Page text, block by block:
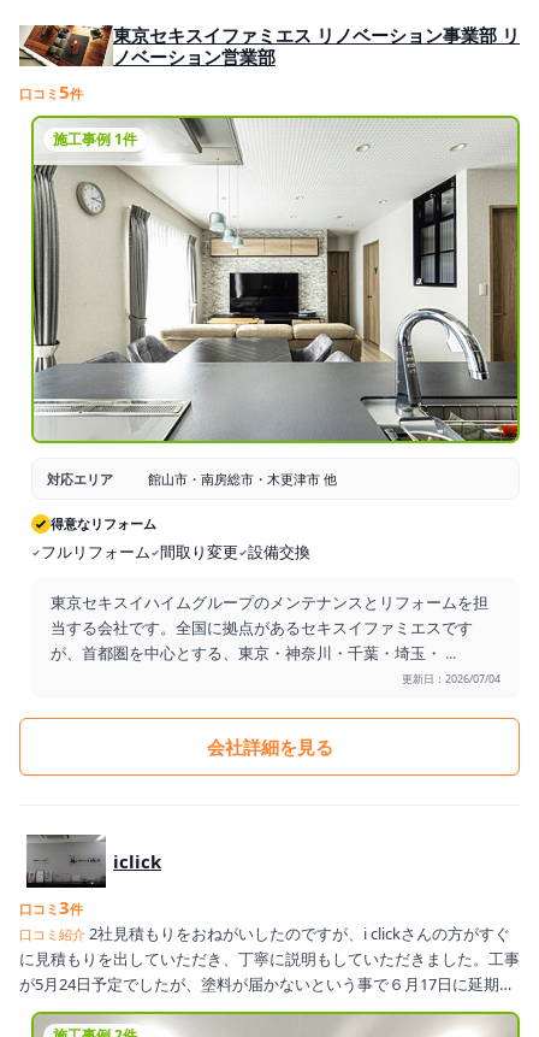
東京セキスイファミエス リノベーション事業部 リ
ノベーション営業部
口コミ 5件
施工事例 1件
対応エリア 館山市・南房総市・木更津市 他
得意なリフォーム
フルリフォーム 間取り変更 設備交換
東京セキスイハイムグループのメンテナンスとリフォームを担
当する会社です。全国に拠点があるセキスイファミエスです
が、首都圏を中心とする、東京・神奈川・千葉・埼玉・ ...
更新日：2026/07/04
会社詳細を見る
iclick
口コミ 3件
口コミ紹介 2社見積もりをおねがいしたのですが、i clickさんの方がすぐ
に見積もりを出していただき、丁寧に説明もしていただきました。工事
が5月24日予定でしたが、塗料が届かないという事で６月17日に延期さ
れましたが、無事に30日に完了しました。綺麗にしていただきありが